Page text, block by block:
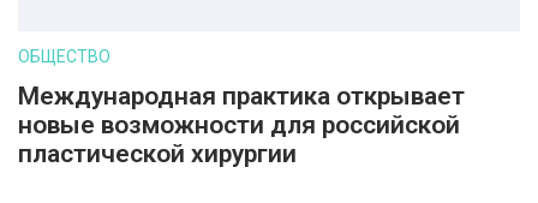
ОБЩЕСТВО
Международная практика открывает
новые возможности для российской
пластической хирургии